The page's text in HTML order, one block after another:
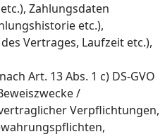
Zahlungsdaten
etc.),
Vertrages, Laufzeit etc.),
Art. 13 Abs. 1 c) DS-GVO
/
Verpflichtungen,